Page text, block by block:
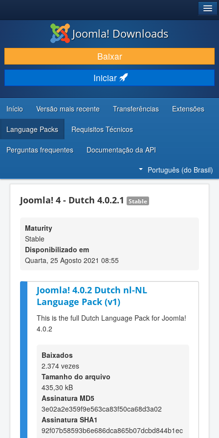
BAIXAR E APRIMORAR
DESCUBRA & APRENDA
COMUNIDADE & SUPORTE
RECURSOS PARA DESENVOLVEDORES
Joomla! Downloads
Baixar
Iniciar
Início Versão mais recente Transferências Extensões
Language Packs Requisitos Técnicos
Perguntas frequentes Documentação da API
Português (do Brasil)
Joomla! 4 - Dutch 4.0.2.1 Stable
Maturity
Stable
Disponibilizado em
Quarta, 25 Agosto 2021 08:55
Joomla! 4.0.2 Dutch nl-NL
Language Pack (v1)
This is the full Dutch Language Pack for Joomla!
4.0.2
Baixados
2.374 vezes
Tamanho do arquivo
435,30 kB
Assinatura MD5
3e02a2e359f9e563ca83f50ca68d3a02
Assinatura SHA1
92f07b58593b6e686dca865b07dcbd844b1ec